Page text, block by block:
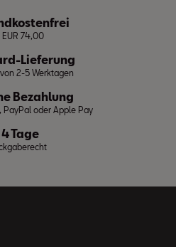
EUR 74,00
Lieferung
2-5 Werktagen
Bezahlung
PayPal oder Apple Pay
Tage